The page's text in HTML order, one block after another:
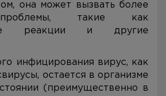
она может вызвать более
такие как
реакции и другие
инфицирования вирус, как
остается в организме
(преимущественно в